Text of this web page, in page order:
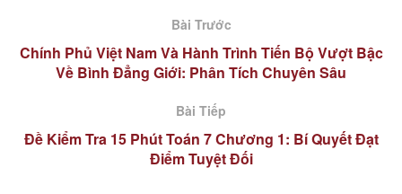
Bài Trước
Chính Phủ Việt Nam Và Hành Trình Tiến Bộ Vượt Bậc
Về Bình Đẳng Giới: Phân Tích Chuyên Sâu
Bài Tiếp
Đề Kiểm Tra 15 Phút Toán 7 Chương 1: Bí Quyết Đạt
Điểm Tuyệt Đối